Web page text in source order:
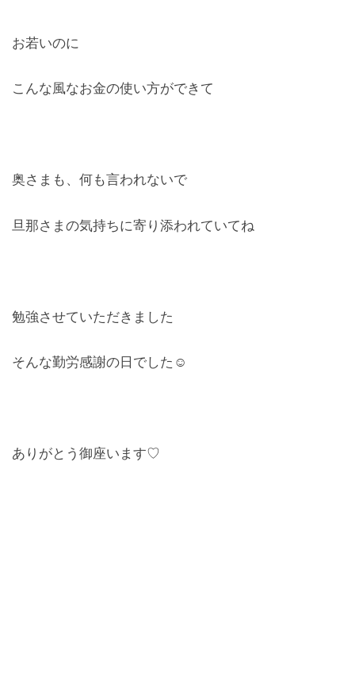
お若いのに
こんな風なお金の使い方ができて
奥さまも、何も言われないで
旦那さまの気持ちに寄り添われていてね
勉強させていただきました
そんな勤労感謝の日でした☺︎
ありがとう御座います♡